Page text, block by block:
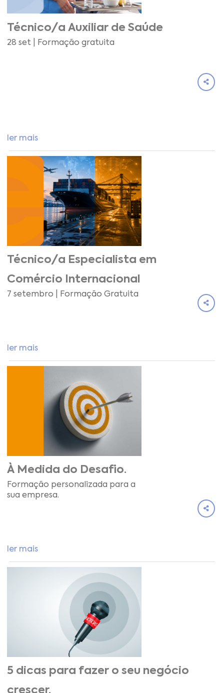
Técnico/a Auxiliar de Saúde
28 set | Formação gratuita
ler mais
Técnico/a Especialista em
Comércio Internacional
7 setembro | Formação Gratuita
ler mais
À Medida do Desafio.
Formação personalizada para a
sua empresa.
ler mais
5 dicas para fazer o seu negócio
crescer.